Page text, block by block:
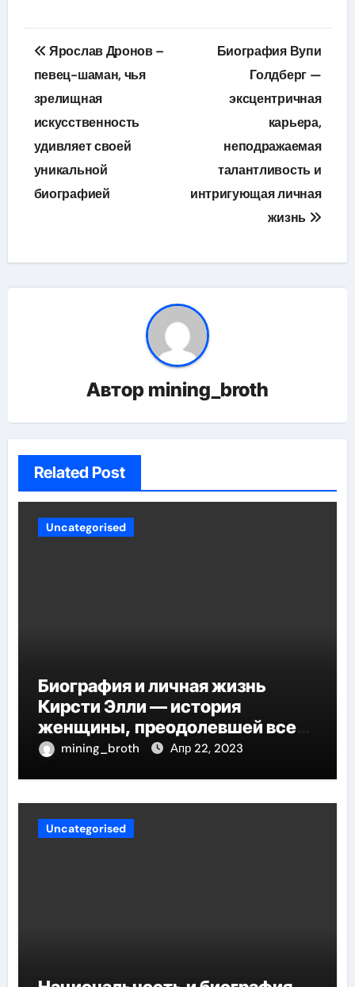
Навигация
по
записям
Ярослав Дронов –
певец-шаман, чья
зрелищная
искусственность
удивляет своей
уникальной
биографией
Биография Вупи
Голдберг —
эксцентричная
карьера,
неподражаемая
талантливость и
интригующая личная
жизнь
Автор mining_broth
Related Post
Uncategorised
Биография и личная жизнь
Кирсти Элли — история
женщины, преодолевшей все
трудности и стала
mining_broth Апр 22, 2023
Uncategorised